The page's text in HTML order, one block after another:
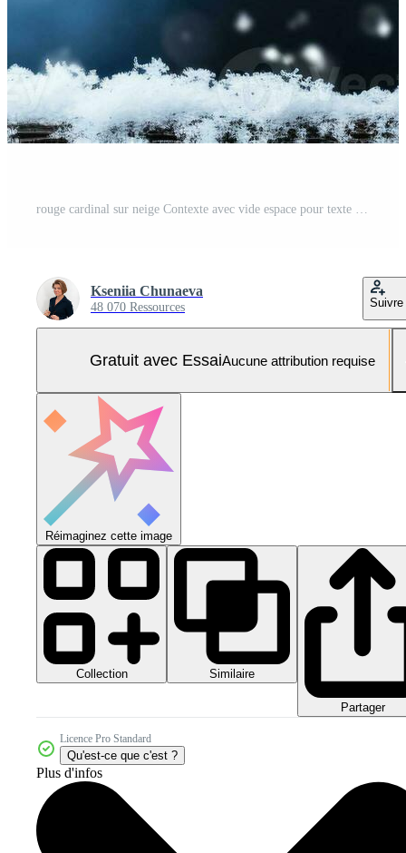
rouge cardinal sur neige Contexte avec vide espace pour texte Photo Pro
Kseniia Chunaeva
48 070 Ressources Suivre
Gratuit avec EssaiAucune attribution requise
Réimaginez cette image
Collection Similaire
Partager
Licence Pro Standard
Qu'est-ce que c'est ?
Plus d'infos